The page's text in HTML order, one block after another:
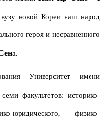
новой Кореи наш народ
героя и несравненного
а.
Университет имени
факультетов: историко-
юридического, физико-